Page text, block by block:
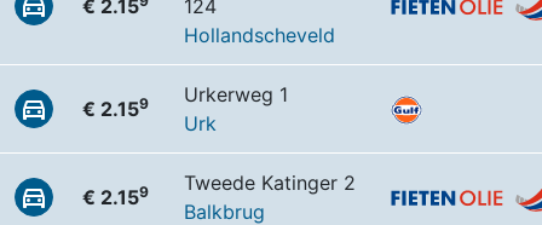
€ 2.15
124
Hollandscheveld
€ 2.159
Urkerweg 1
Urk
€ 2.159
Tweede Katinger 2
Balkbrug